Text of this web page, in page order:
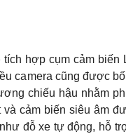
tích hợp cụm cảm
camera cũng được
chiếu hậu nhằm
và cảm biến siêu âm
đỗ xe tự động, hỗ